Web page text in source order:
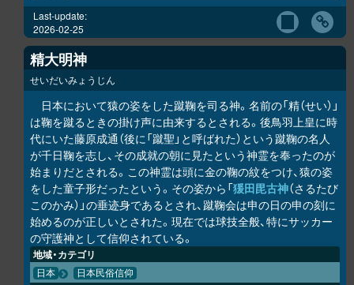
Last-update:
2026-02-25
精大明神
せいだいみょうじん
日本において猿の姿をした蹴鞠を司る神。名前の「精（せい）」
は鞠を蹴るときの掛け声に由来するとされる。後鳥羽上皇に時
代にいた藤原成通（後に「蹴聖」と呼ばれた）という蹴鞠の名人
が千日鞠を志し、その成就の朝に見たという神霊を奉ったのが
始まりだとされる。この神霊は頭に金の鞠の紋をつけ、猿の姿
をした童子形だったという。その姿から「猨田毘古神（さるたび
このかみ）」の垂迹身であるとされ、蹴鞠会は申の日の申の刻に
始めるのが正しいとされた。現在では球技全般、特にサッカー
の守護神として信仰されている。
地域・カテゴリ
日本 日本民俗信仰